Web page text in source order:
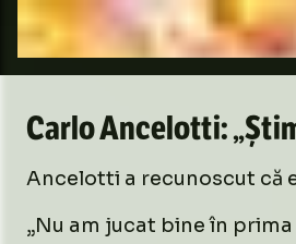
Carlo Ancelotti:
Ancelotti a recunoscut că
„Nu am jucat bine în